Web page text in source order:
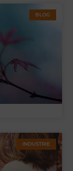
BLOG
INDUSTRIE